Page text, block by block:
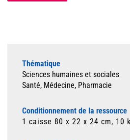
Thématique
Sciences humaines et sociales
Santé, Médecine, Pharmacie
Conditionnement de la ressource
1 caisse 80 x 22 x 24 cm, 10